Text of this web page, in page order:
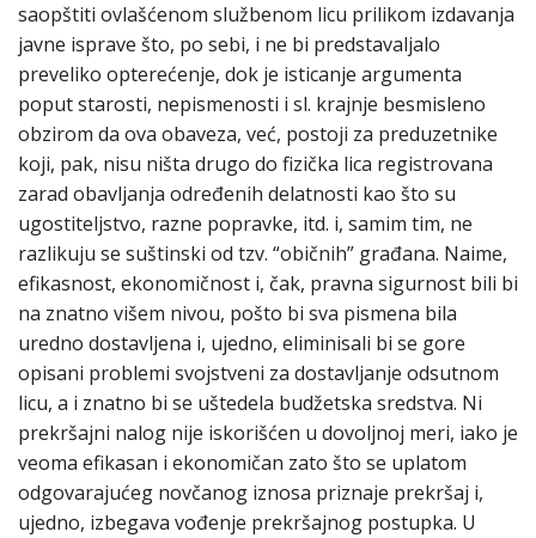
saopštiti ovlašćenom službenom licu prilikom izdavanja
javne isprave što, po sebi, i ne bi predstavaljalo
preveliko opterećenje, dok je isticanje argumenta
poput starosti, nepismenosti i sl. krajnje besmisleno
obzirom da ova obaveza, već, postoji za preduzetnike
koji, pak, nisu ništa drugo do fizička lica registrovana
zarad obavljanja određenih delatnosti kao što su
ugostiteljstvo, razne popravke, itd. i, samim tim, ne
razlikuju se suštinski od tzv. “običnih” građana. Naime,
efikasnost, ekonomičnost i, čak, pravna sigurnost bili bi
na znatno višem nivou, pošto bi sva pismena bila
uredno dostavljena i, ujedno, eliminisali bi se gore
opisani problemi svojstveni za dostavljanje odsutnom
licu, a i znatno bi se uštedela budžetska sredstva. Ni
prekršajni nalog nije iskorišćen u dovoljnoj meri, iako je
veoma efikasan i ekonomičan zato što se uplatom
odgovarajućeg novčanog iznosa priznaje prekršaj i,
ujedno, izbegava vođenje prekršajnog postupka. U